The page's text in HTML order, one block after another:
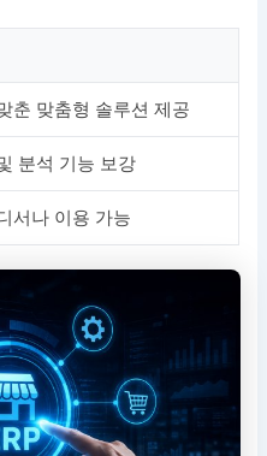
춘 맞춤형 솔루션 제공
분석 기능 보강
서나 이용 가능